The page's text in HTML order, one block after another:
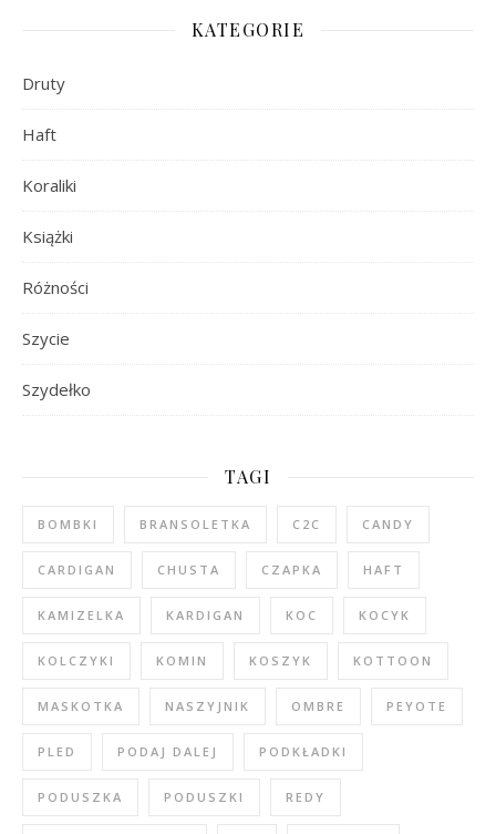
KATEGORIE
Druty
Haft
Koraliki
Książki
Różności
Szycie
Szydełko
TAGI
BOMBKI BRANSOLETKA C2C CANDY
CARDIGAN CHUSTA CZAPKA HAFT
KAMIZELKA KARDIGAN KOC KOCYK
KOLCZYKI KOMIN KOSZYK KOTTOON
MASKOTKA NASZYJNIK OMBRE PEYOTE
PLED PODAJ DALEJ PODKŁADKI
PODUSZKA PODUSZKI REDY